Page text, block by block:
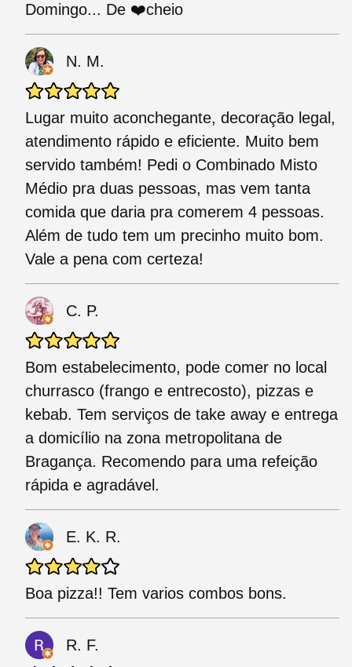
Domingo... De ❤️cheio
N. M.
Lugar muito aconchegante, decoração legal,
atendimento rápido e eficiente. Muito bem
servido também! Pedi o Combinado Misto
Médio pra duas pessoas, mas vem tanta
comida que daria pra comerem 4 pessoas.
Além de tudo tem um precinho muito bom.
Vale a pena com certeza!
C. P.
Bom estabelecimento, pode comer no local
churrasco (frango e entrecosto), pizzas e
kebab. Tem serviços de take away e entrega
a domicílio na zona metropolitana de
Bragança. Recomendo para uma refeição
rápida e agradável.
E. K. R.
Boa pizza!! Tem varios combos bons.
R. F.